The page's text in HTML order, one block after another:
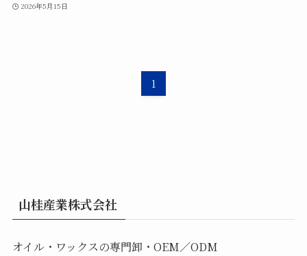
2026年5月15日
1
山桂産業株式会社
オイル・ワックスの専門卸・OEM／ODM